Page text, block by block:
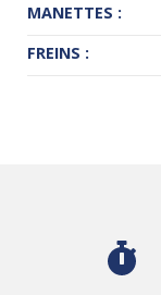
MANETTES :
FREINS :